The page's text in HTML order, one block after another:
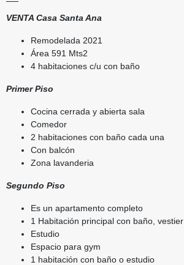
VENTA Casa Santa Ana
Remodelada 2021
Área 591 Mts2
4 habitaciones c/u con baño
Primer Piso
Cocina cerrada y abierta sala
Comedor
2 habitaciones con baño cada una
Con balcón
Zona lavanderia
Segundo Piso
Es un apartamento completo
1 Habitación principal con baño, vestier
Estudio
Espacio para gym
1 habitación con baño o estudio